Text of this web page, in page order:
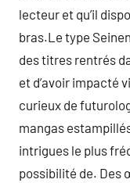
lecteur et qu’il
bras.Le type
des titres rentrés
et d’avoir impacté
curieux de
mangas
intrigues le plus
possibilité de. Des